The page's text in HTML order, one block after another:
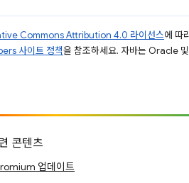
Commons Attribution 4.0 라이선스에 따
사이트 정책을 참조하세요. 자바는 Oracle
콘텐츠
업데이트